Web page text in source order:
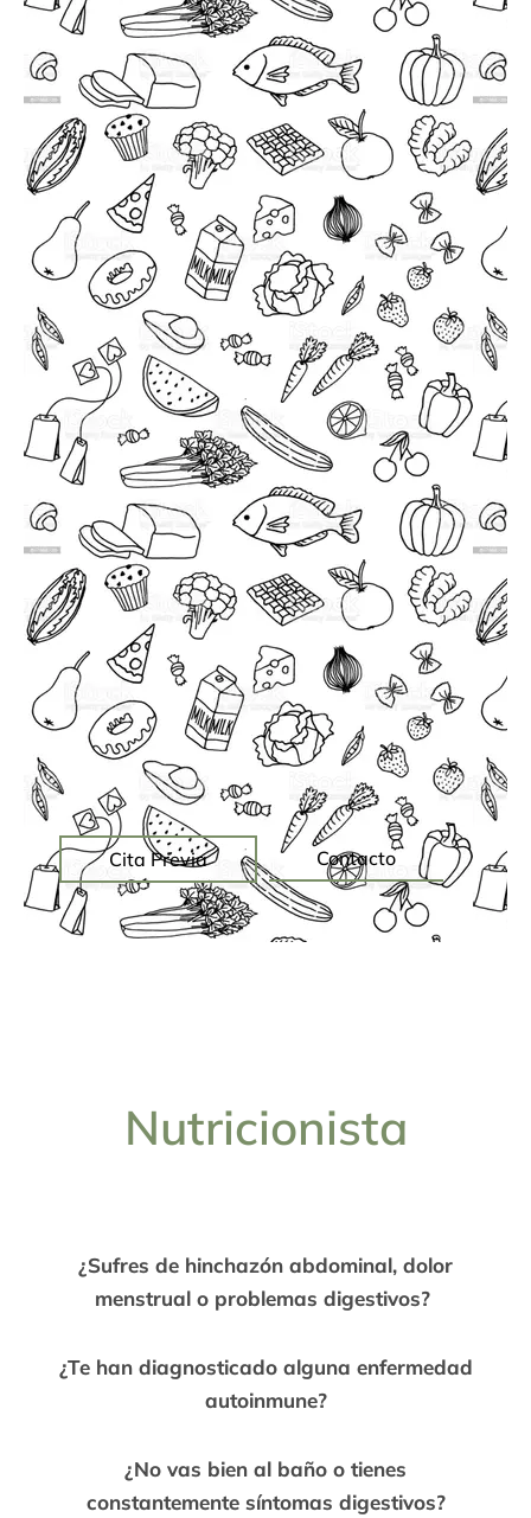
Cita Previa Contacto
Nutricionista
¿Sufres de hinchazón abdominal, dolor
menstrual o problemas digestivos?
¿Te han diagnosticado alguna enfermedad
autoinmune?
¿No vas bien al baño o tienes
constantemente síntomas digestivos?